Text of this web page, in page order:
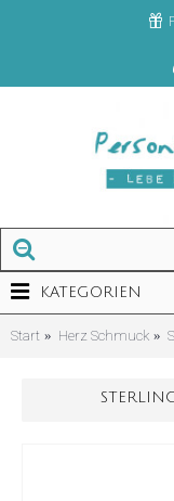
KATEGORIEN
Start Herz Schmuck